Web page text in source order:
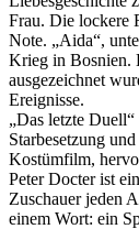
Frau. Die lockere
Note. „Aida“,
Krieg in Bosnien.
ausgezeichnet
Ereignisse.
„Das letzte
Starbesetzung
Kostümfilm,
Peter Docter ist
Zuschauer jeden
einem Wort: ein